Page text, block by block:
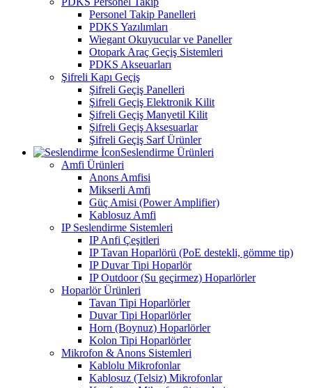
Personel Takip Panelleri
PDKS Yazılımları
Wiegant Okuyucular ve Paneller
Otopark Araç Geçiş Sistemleri
PDKS Akseuarları
Şifreli Kapı Geçiş
Şifreli Geçiş Panelleri
Şifreli Geçiş Elektronik Kilit
Şifreli Geçiş Manyetil Kilit
Şifreli Geçiş Aksesuarlar
Şifreli Geçiş Sarf Ürünler
Seslendirme Ürünleri
Amfi Ürünleri
Anons Amfisi
Mikserli Amfi
Güç Amisi (Power Amplifier)
Kablosuz Amfi
IP Seslendirme Sistemleri
IP Anfi Çeşitleri
IP Tavan Hoparlörü (PoE destekli, gömme tip)
IP Duvar Tipi Hoparlör
IP Outdoor (Su geçirmez) Hoparlörler
Hoparlör Ürünleri
Tavan Tipi Hoparlörler
Duvar Tipi Hoparlörler
Horn (Boynuz) Hoparlörler
Kolon Tipi Hoparlörler
Mikrofon & Anons Sistemleri
Kablolu Mikrofonlar
Kablosuz (Telsiz) Mikrofonlar